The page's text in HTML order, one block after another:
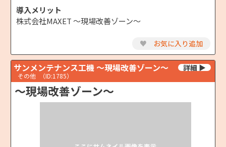
導入メリット
株式会社MAXET ～現場改善ゾーン～
♥ お気に入り追加
サンメンテナンス工機 ～現場改善ゾーン～
その他 （ID:1785）
～現場改善ゾーン～